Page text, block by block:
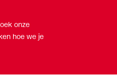
onze
hoe we je